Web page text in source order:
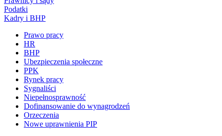
Podatki
Kadry i BHP
Prawo pracy
HR
BHP
Ubezpieczenia społeczne
PPK
Rynek pracy
Sygnaliści
Niepełnosprawność
Dofinansowanie do wynagrodzeń
Orzeczenia
Nowe uprawnienia PIP